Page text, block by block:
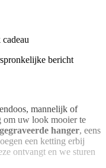
bericht
mannelijk of
uw look mooier te
hanger, eens
een ketting erbij
ontvangt en we sturen